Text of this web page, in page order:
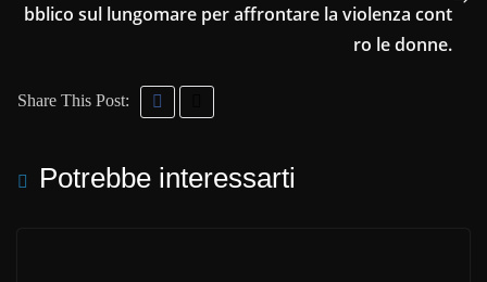
bblico sul lungomare per affrontare la violenza cont
ro le donne.
Share This Post:
Potrebbe interessarti